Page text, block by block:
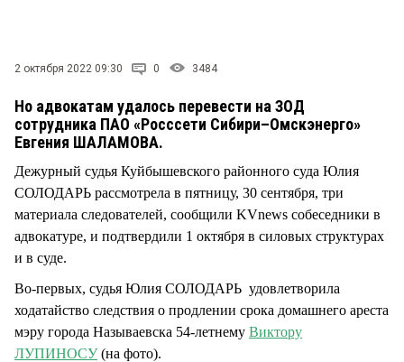
2 октября 2022 09:30 0 3484
Но адвокатам удалось перевести на ЗОД
сотрудника ПАО «Росссети Сибири–Омскэнерго»
Евгения ШАЛАМОВА.
Дежурный судья Куйбышевского районного суда Юлия
СОЛОДАРЬ рассмотрела в пятницу, 30 сентября, три
материала следователей, сообщили KVnews собеседники в
адвокатуре, и подтвердили 1 октября в силовых структурах
и в суде.
Во-первых, судья Юлия СОЛОДАРЬ удовлетворила
ходатайство следствия о продлении срока домашнего ареста
мэру города Называевска 54-летнему Виктору
ЛУПИНОСУ(на фото).